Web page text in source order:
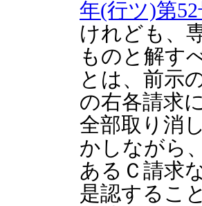
年(行ツ)第
けれども、
ものと解す
とは、前示
の右各請求
全部取り消
かしながら
あるＣ請求
是認するこ